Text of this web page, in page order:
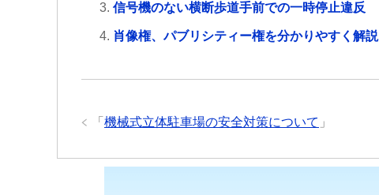
信号機のない横断歩道手前での一時停止違反
肖像権、パブリシティー権を分かりやすく解説
「 機械式立体駐車場の安全対策について 」